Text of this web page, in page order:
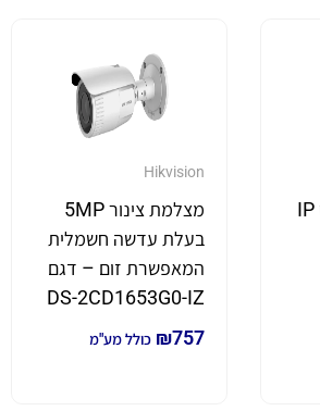
מצלמת כיפה טורט IP
Hikvision
מצלמת צינור 5MP
בעלת עדשה חשמלית
המאפשרת זום – דגם
DS-2CD1653G0-IZ
₪757 כולל מע"מ